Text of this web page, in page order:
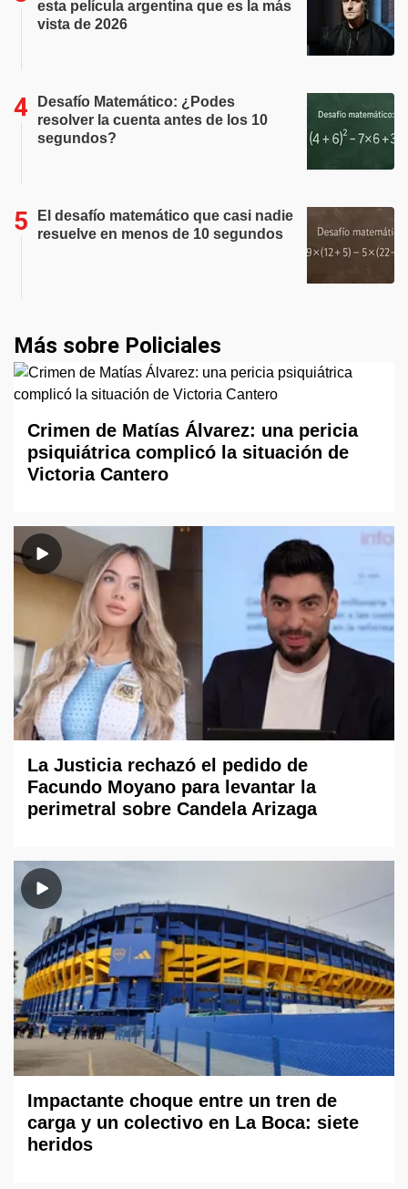
esta película argentina que es la más
vista de 2026
Desafío Matemático: ¿Podes
resolver la cuenta antes de los 10
segundos?
El desafío matemático que casi nadie
resuelve en menos de 10 segundos
Más sobre Policiales
Crimen de Matías Álvarez: una pericia
psiquiátrica complicó la situación de
Victoria Cantero
La Justicia rechazó el pedido de
Facundo Moyano para levantar la
perimetral sobre Candela Arizaga
Impactante choque entre un tren de
carga y un colectivo en La Boca: siete
heridos